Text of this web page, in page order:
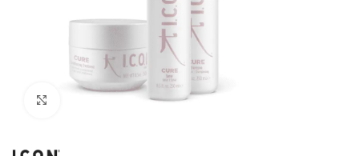
Spustelėkite norėdami padidinti